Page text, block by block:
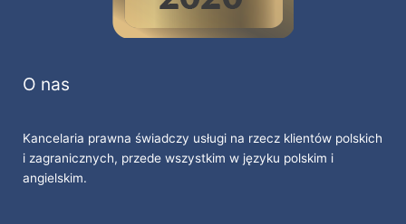
O nas
Kancelaria prawna świadczy usługi na rzecz klientów polskich
i zagranicznych, przede wszystkim w języku polskim i
angielskim.